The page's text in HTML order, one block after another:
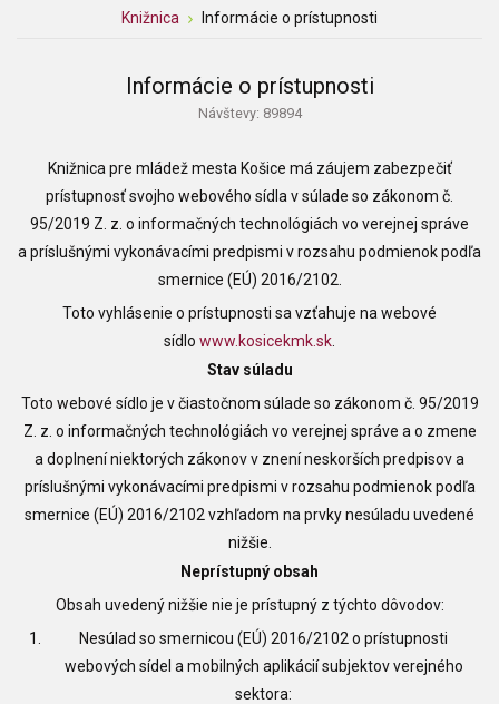
Knižnica
Informácie o prístupnosti
Informácie o prístupnosti
Návštevy: 89894
Knižnica pre mládež mesta Košice má záujem zabezpečiť
prístupnosť svojho webového sídla v súlade so zákonom č.
95/2019 Z. z. o informačných technológiách vo verejnej správe
a príslušnými vykonávacími predpismi v rozsahu podmienok podľa
smernice (EÚ) 2016/2102.
Toto vyhlásenie o prístupnosti sa vzťahuje na webové
sídlo www.kosicekmk.sk
Stav súladu
Toto webové sídlo je v čiastočnom súlade so zákonom č. 95/2019
Z. z. o informačných technológiách vo verejnej správe a o zmene
a doplnení niektorých zákonov v znení neskorších predpisov a
príslušnými vykonávacími predpismi v rozsahu podmienok podľa
smernice (EÚ) 2016/2102 vzhľadom na prvky nesúladu uvedené
nižšie.
Neprístupný obsah
Obsah uvedený nižšie nie je prístupný z týchto dôvodov:
Nesúlad so smernicou (EÚ) 2016/2102 o prístupnosti
webových sídel a mobilných aplikácií subjektov verejného
sektora: